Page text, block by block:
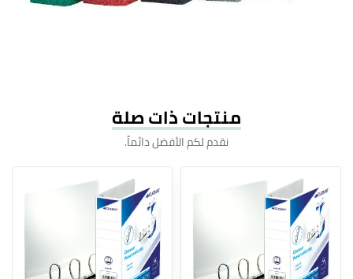
منتجات ذات صلة
نقدم لكم الأفضل دائماً.